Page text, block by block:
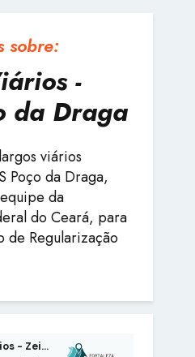
sobre:
-
da Draga
viários
Poço da Draga,
da
do Ceará, para
de Regularização